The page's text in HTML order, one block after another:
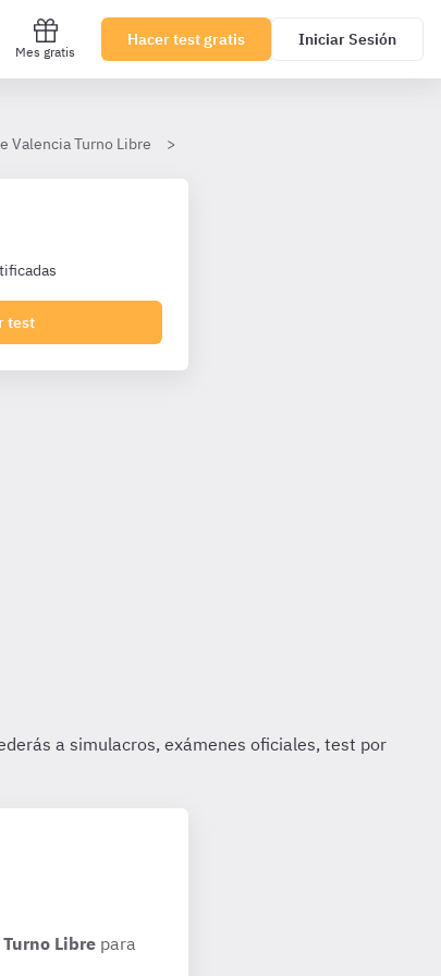
Mes gratis
Hacer test gratis Iniciar Sesión
Valencia Turno Libre
test
Librepara